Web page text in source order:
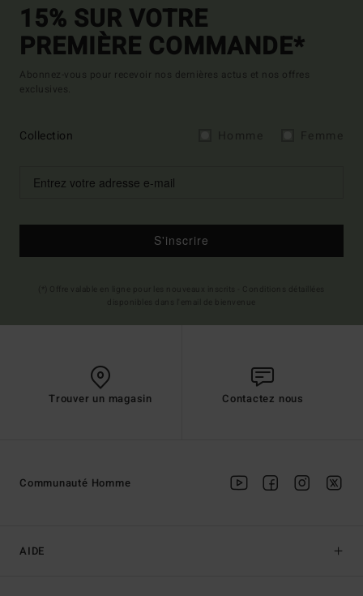
15% SUR VOTRE
PREMIÈRE COMMANDE*
Abonnez-vous pour recevoir nos dernières actus et nos offres
exclusives.
Collection
S'inscrire
Trouver un magasin Contactez nous
AIDE
Communauté Homme